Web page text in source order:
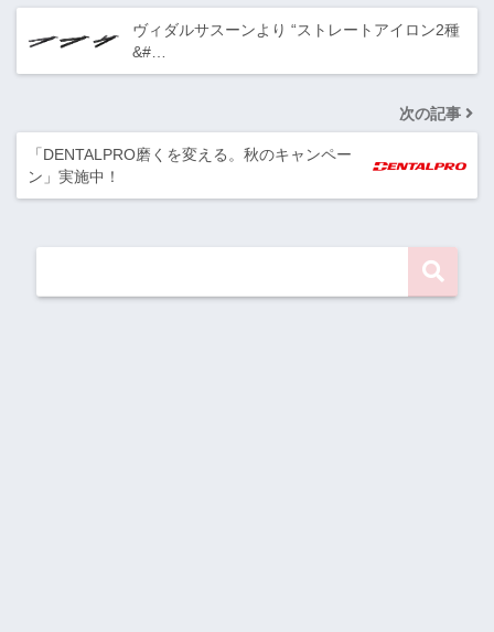
ヴィダルサスーンより “ストレートアイロン2種
&#…
次の記事
「DENTALPRO磨くを変える。秋のキャンペー
ン」実施中！